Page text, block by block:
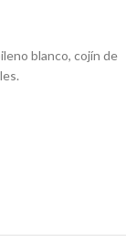
blanco, cojín de